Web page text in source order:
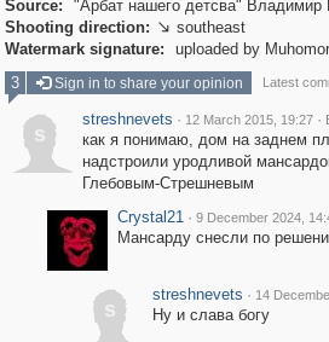
Source:
"Арбат нашего детсва" Владимир
Shooting direction:  southeast
Watermark signature:
uploaded by Muhomor
3
Sign in to share your opinion Latest
s
streshnevets · 12 March 2015, 19:27 ·
как я понимаю, дом на заднем
надстроили уродливой
Глебовым-Стрешневым
Crystal21 · 9 December 2024,
Мансарду снесли по
s
streshnevets · 14
Ну и слава богу